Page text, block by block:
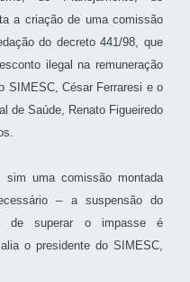
a criação de uma comissão
do decreto 441/98, que
ilegal na remuneração
SIMESC, César Ferraresi e o
de Saúde, Renato Figueiredo
uma comissão montada
– a suspensão do
de superar o impasse é
o presidente do SIMESC,